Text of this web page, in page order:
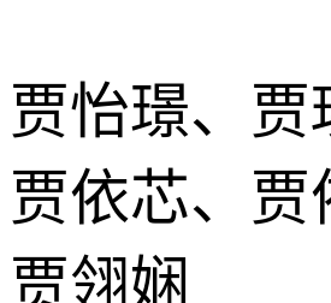
贾怡璟、贾
贾依芯、贾
贾翎娴